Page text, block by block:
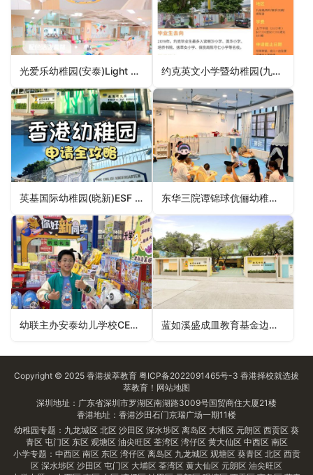
光爱乐幼稚园(安泰)Light and Love Home Happy Kindergarten (On Tai)（观塘区幼稚园） 约克英文小学暨幼稚园(九龙塘)York English Primary School and Kindergarten (York Road, Kowloon Tong)（九龙城区幼稚园）
英基国际幼稚园(晓新)ESF International Kindergarten (Hillside)（湾仔区幼稚园） 东华三院谭锦球伉俪幼稚园TWGHs Mr and Mrs Tam Kam Kau Kindergarten（深水埗区幼稚园）
幼联主办安泰幼儿学校CECES Organized Aetna Preschool（元朗区幼稚园） 蓝如溪盛成皿教育基金边耀良幼稚园Alice Lan & Vera Shen Education Fund Gordon Pei Kindergarten（荃湾区幼稚园）
Copyright © 2025 香港拔萃教育 粤ICP备2022091465号-3 香港择校就选拔
萃教育！ 网站地图
深圳地址：广东省深圳市罗湖区南湖路3009号国贸商住大厦21楼
香港地址：香港沙田石门京瑞广场一期11楼
幼稚园专题： 九龙城区 北区 沙田区 深水埗区 离岛区 大埔区 元朗区 西贡区 葵
青区 屯门区 东区 观塘区 油尖旺区 荃湾区 湾仔区 黄大仙区 中西区 南区
小学专题： 中西区 南区 东区 湾仔区 离岛区 九龙城区 观塘区 葵青区 北区 西贡
区 深水埗区 沙田区 屯门区 大埔区 荃湾区 黄大仙区 元朗区 油尖旺区